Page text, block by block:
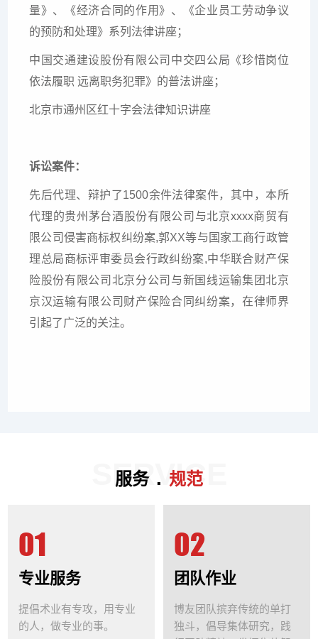
量》、《经济合同的作用》、《企业员工劳动争议
的预防和处理》系列法律讲座；
中国交通建设股份有限公司中交四公局《珍惜岗位
依法履职 远离职务犯罪》的普法讲座；
北京市通州区红十字会法律知识讲座
诉讼案件：
先后代理、辩护了1500余件法律案件，其中，本所
代理的贵州茅台酒股份有限公司与北京xxxx商贸有
限公司侵害商标权纠纷案,郭XX等与国家工商行政管
理总局商标评审委员会行政纠纷案,中华联合财产保
险股份有限公司北京分公司与新国线运输集团北京
京汉运输有限公司财产保险合同纠纷案，在律师界
引起了广泛的关注。
SERVICE
服务 . 规范
01
专业服务
提倡术业有专攻，用专业
的人，做专业的事。
02
团队作业
博友团队摈弃传统的单打
独斗，倡导集体研究，践